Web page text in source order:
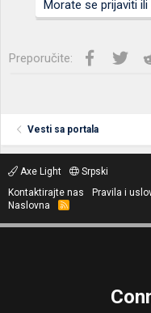
Morate se prijaviti
Preporučite: Facebook
Vesti sa portala
Axe Light
Srpski
Kontaktirajte nas
Pravila i
Naslovna
R
S